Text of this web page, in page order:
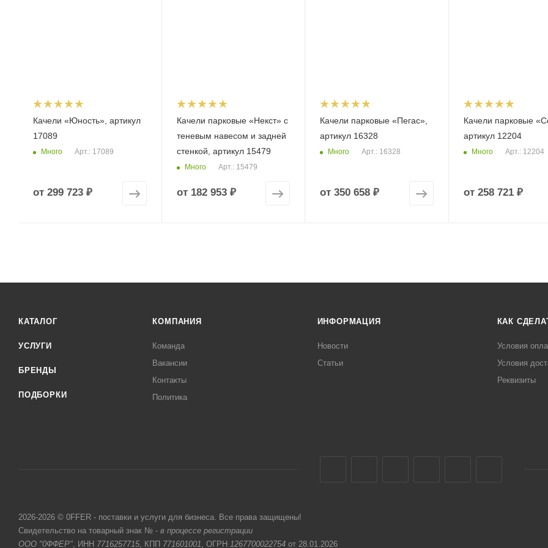
Качели «Юность», артикул
17089
Много Арт.: 17089
от 299 723 ₽
Качели парковые «Некст» с
теневым навесом и задней
стенкой, артикул 15479
Много Арт.: 15479
от 182 953 ₽
Качели парковые «Пегас»,
артикул 16328
Много Арт.: 16328
от 350 658 ₽
Качели парковые
артикул 12204
Много Арт.: 12204
от 258 721 ₽
КАТАЛОГ
УСЛУГИ
БРЕНДЫ
ПОДБОРКИ
КОМПАНИЯ
Команда
Вакансии
Контакты
Политика
ИНФОРМАЦИЯ
Новости
Статьи
КАК
Условия
Условия
Реквизиты
2026-2026 © 0FFER - поставки и услуги для бизнеса. Все права защищены!
Свидетельство на товарный знак № - в процессе регистрации
ООО "0ФФЕР", ИНН 7716257715, КПП 771601001, ОГРН 1267700022754 от 28.01.2026